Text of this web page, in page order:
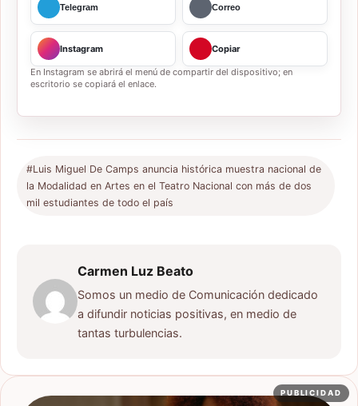
Telegram Correo
Instagram Copiar
En Instagram se abrirá el menú de compartir del dispositivo; en
escritorio se copiará el enlace.
#Luis Miguel De Camps anuncia histórica muestra nacional de
la Modalidad en Artes en el Teatro Nacional con más de dos
mil estudiantes de todo el país
Carmen Luz Beato
Somos un medio de Comunicación dedicado
a difundir noticias positivas, en medio de
tantas turbulencias.
PUBLICIDAD